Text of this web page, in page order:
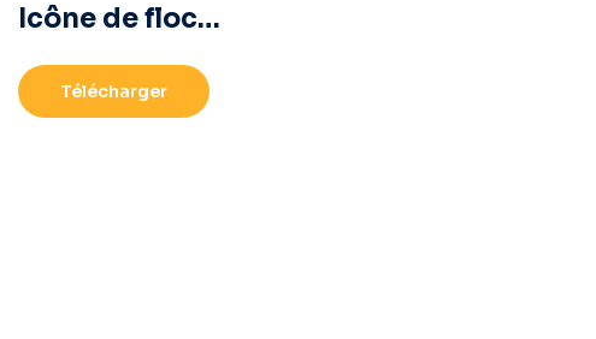
Icône de flocon de neige classique bleu
Télécharger